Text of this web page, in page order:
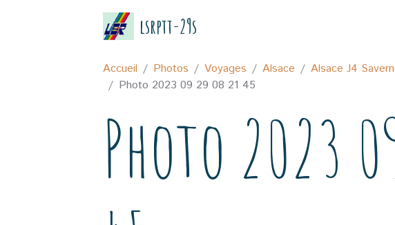
lsrptt-29s
Accueil Photos Voyages Alsace
Alsace J4
Photo 2023 09 29 08 21 45
Photo 2023